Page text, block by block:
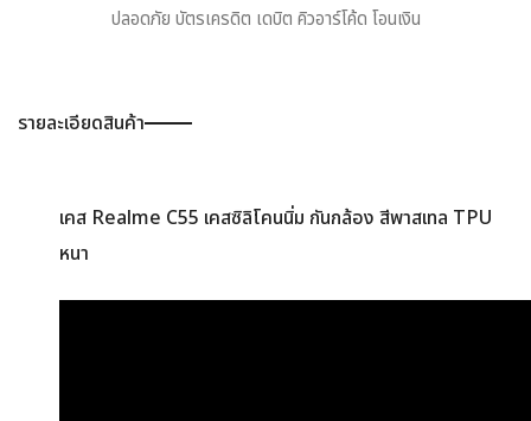
ปลอดภัย บัตรเครดิต เดบิต คิวอาร์โค้ด โอนเงิน
รายละเอียดสินค้า
เคส Realme C55 เคสซิลิโคนนิ่ม กันกล้อง สีพาสเทล TPU
หนา